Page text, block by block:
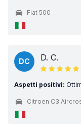
Fiat 500
DC D. C.
Aspetti positivi:
Citroen C3